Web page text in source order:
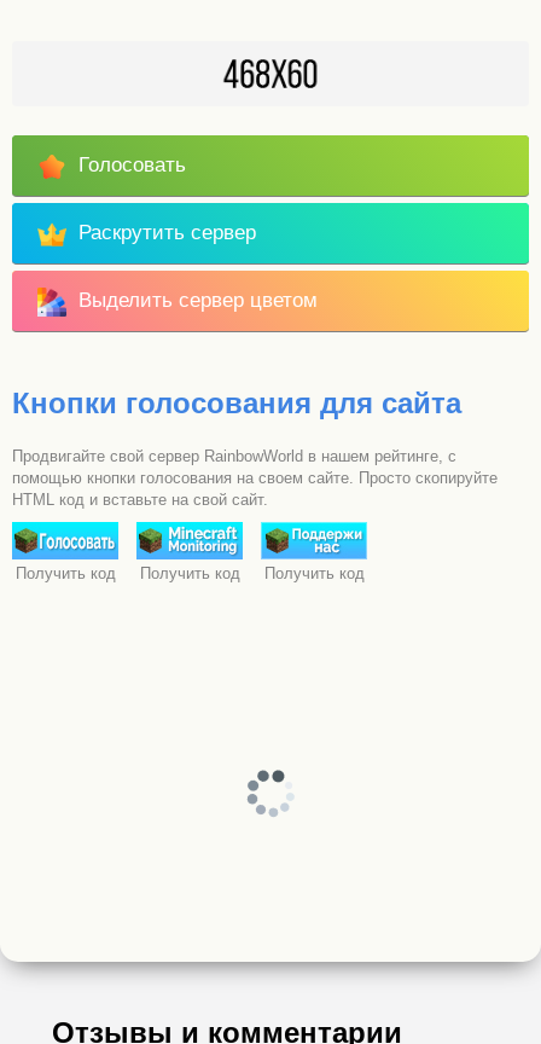
Голосовать
Раскрутить сервер
Выделить сервер цветом
Кнопки голосования для сайта
Продвигайте свой сервер RainbowWorld в нашем рейтинге, с
помощью кнопки голосования на своем сайте. Просто скопируйте
HTML код и вставьте на свой сайт.
Получить код Получить код Получить код
Отзывы и комментарии